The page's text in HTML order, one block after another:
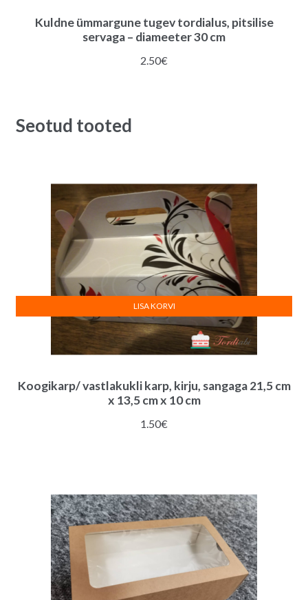
Kuldne ümmargune tugev tordialus, pitsilise
servaga – diameeter 30 cm
2.50€
Seotud tooted
Koogikarp/ vastlakukli karp, kirju, sangaga 21,5 cm
x 13,5 cm x 10 cm
1.50€
LISA KORVI